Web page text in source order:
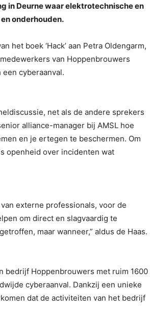
in Deurne waar elektrotechnische en
onderhouden.
het boek ‘Hack’ aan Petra Oldengarm,
van Hoppenbrouwers
cyberaanval.
net als de andere sprekers
alliance-manager bij AMSL hoe
en je ertegen te beschermen. Om
openheid over incidenten wat
externe professionals, voor de
om direct en slagvaardig te
maar wanneer,” aldus de Haas.
bedrijf Hoppenbrouwers met ruim 1600
cyberaanval. Dankzij een unieke
dat de activiteiten van het bedrijf